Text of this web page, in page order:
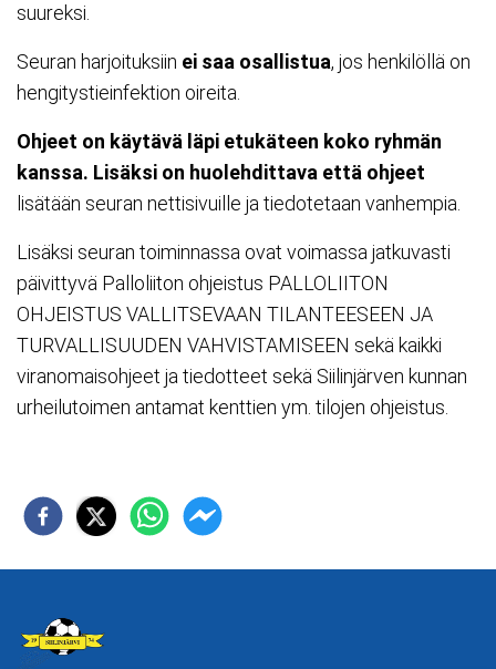
suureksi.
Seuran harjoituksiin ei saa osallistua, jos henkilöllä on
hengitystieinfektion oireita.
Ohjeet on käytävä läpi etukäteen koko ryhmän
kanssa. Lisäksi on huolehdittava että ohjeet
lisätään seuran nettisivuille ja tiedotetaan vanhempia.
Lisäksi seuran toiminnassa ovat voimassa jatkuvasti
päivittyvä Palloliiton ohjeistus PALLOLIITON
OHJEISTUS VALLITSEVAAN TILANTEESEEN JA
TURVALLISUUDEN VAHVISTAMISEEN sekä kaikki
viranomaisohjeet ja tiedotteet sekä Siilinjärven kunnan
urheilutoimen antamat kenttien ym. tilojen ohjeistus.